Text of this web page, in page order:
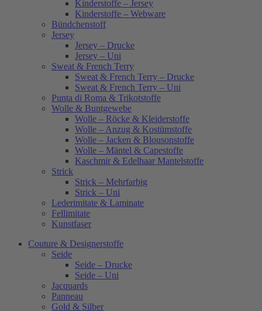
Kinderstoffe – Jersey
Kinderstoffe – Webware
Bündchenstoff
Jersey
Jersey – Drucke
Jersey – Uni
Sweat & French Terry
Sweat & French Terry – Drucke
Sweat & French Terry – Uni
Punta di Roma & Trikotstoffe
Wolle & Buntgewebe
Wolle – Röcke & Kleiderstoffe
Wolle – Anzug & Kostümstoffe
Wolle – Jacken & Blousonstoffe
Wolle – Mäntel & Capestoffe
Kaschmir & Edelhaar Mantelstoffe
Strick
Strick – Mehrfarbig
Strick – Uni
Lederimitate & Laminate
Fellimitate
Kunstfaser
Couture & Designerstoffe
Seide
Seide – Drucke
Seide – Uni
Jacquards
Panneau
Gold & Silber